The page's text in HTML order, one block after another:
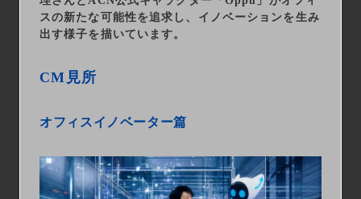
スの新たな可能性を追求し、イノベーションを生み
出す様子を描いています。
CM見所
オフィスイノベーター篇